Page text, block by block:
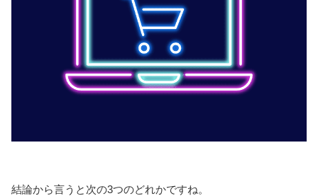
結論から言うと次の3つのどれかですね。